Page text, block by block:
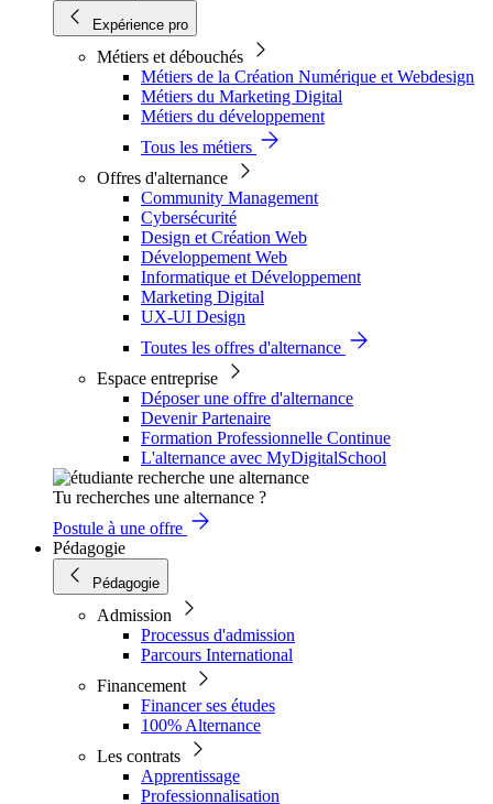
Expérience pro
Métiers et débouchés
Métiers de la Création Numérique et Webdesign
Métiers du Marketing Digital
Métiers du développement
Tous les métiers
Offres d'alternance
Community Management
Cybersécurité
Design et Création Web
Développement Web
Informatique et Développement
Marketing Digital
UX-UI Design
Toutes les offres d'alternance
Espace entreprise
Déposer une offre d'alternance
Devenir Partenaire
Formation Professionnelle Continue
L'alternance avec MyDigitalSchool
Tu recherches une alternance ?
Postule à une offre
Pédagogie
Pédagogie
Admission
Processus d'admission
Parcours International
Financement
Financer ses études
100% Alternance
Les contrats
Apprentissage
Professionnalisation